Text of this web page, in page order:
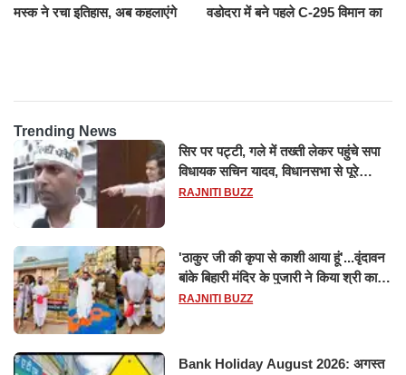
मस्क ने रचा इतिहास, अब कहलाएंगे
वडोदरा में बने पहले C-295 विमान का
Trending News
सिर पर पट्टी, गले में तख्ती लेकर पहुंचे सपा
विधायक सचिन यादव, विधानसभा से पूरे
मानसून सत्र के लिए किया गया निलंबित
RAJNITI BUZZ
'ठाकुर जी की कृपा से काशी आया हूं'...वृंदावन
बांके बिहारी मंदिर के पुजारी ने किया श्री काशी
विश्वनाथ का जलाभिषेक
RAJNITI BUZZ
Bank Holiday August 2026: अगस्त